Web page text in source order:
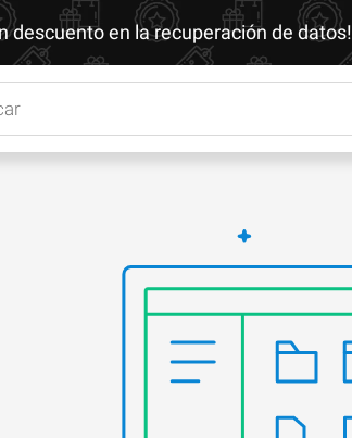
descuento en la recuperación de datos!